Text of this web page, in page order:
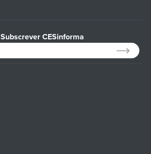
Subscrever CESinforma